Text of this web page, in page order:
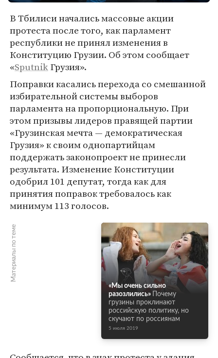
В Тбилиси начались массовые акции
протеста после того, как парламент
республики не принял изменения в
Конституцию Грузии. Об этом сообщает
«SputnikГрузия».
Поправки касались перехода со смешанной
избирательной системы выборов
парламента на пропорциональную. При
этом призывы лидеров правящей партии
«Грузинская мечта — демократическая
Грузия» к своим однопартийцам
поддержать законопроект не принесли
результата. Изменение Конституции
одобрил 101 депутат, тогда как для
принятия поправок требовалось как
минимум 113 голосов.
Материалы по теме
«Мы очень сильно
разозлились»
Почему
грузины проклинают
российскую политику, но
скучают по россиянам
5 июля 2019